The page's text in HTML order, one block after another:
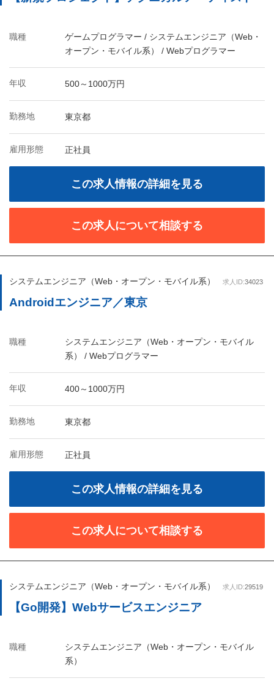
職種
ゲームプログラマー / システムエンジニア（Web・
オープン・モバイル系） / Webプログラマー
年収 500～1000万円
勤務地 東京都
雇用形態 正社員
この求人情報の詳細を見る
この求人について相談する
システムエンジニア（Web・オープン・モバイル系） 求人ID:34023
Androidエンジニア／東京
職種
システムエンジニア（Web・オープン・モバイル
系） / Webプログラマー
年収 400～1000万円
勤務地 東京都
雇用形態 正社員
この求人情報の詳細を見る
この求人について相談する
システムエンジニア（Web・オープン・モバイル系） 求人ID:29519
【Go開発】Webサービスエンジニア
職種
システムエンジニア（Web・オープン・モバイル
系）